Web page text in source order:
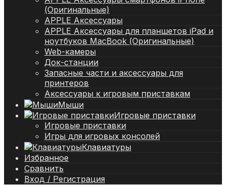
(Оригинальные)
APPLE Аксессуары
APPLE Аксессуары для планшетов iPad и
ноутбуков MacBook (Оригинальные)
Web-камеры
Док-станции
Запасные части и аксессуары для
принтеров
Аксессуары к игровым приставкам
Мыши
Игровые приставки
Игровые приставки
Игры для игровых консолей
Клавиатуры
Избранное
Сравнить
Вход / Регистрация